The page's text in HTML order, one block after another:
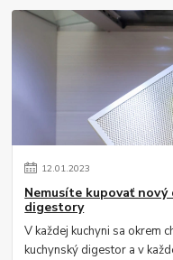
12.01.2023
Nemusíte kupovať
digestory
V každej kuchyni sa okrem
kuchynský digestor a v